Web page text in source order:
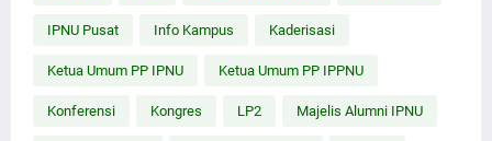
IPNU Pusat Info Kampus Kaderisasi
Ketua Umum PP IPNU Ketua Umum PP IPPNU
Konferensi Kongres LP2 Majelis Alumni IPNU